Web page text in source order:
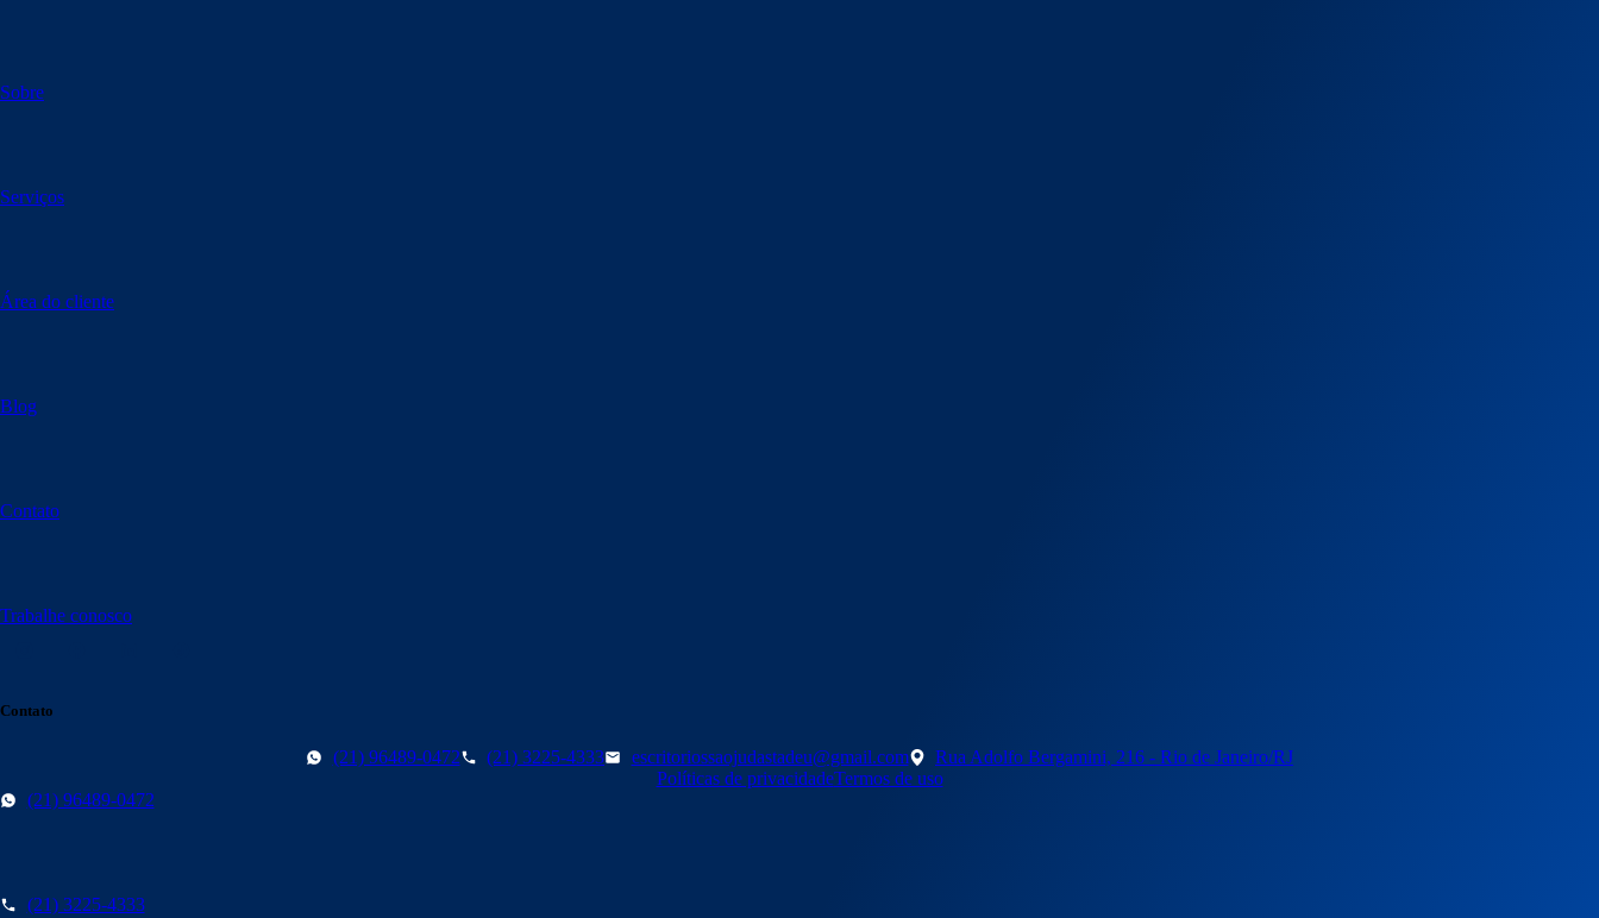
Sobre
Serviços
Área do cliente
Blog
Contato
Trabalhe conosco
Contato
(21) 96489-0472 (21) 3225-4333 escritoriossaojudastadeu@gmail.com
Rua Adolfo Bergamini, 216 - Rio de Janeiro/RJ
Políticas de privacidadeTermos de uso
(21) 96489-0472
(21) 3225-4333